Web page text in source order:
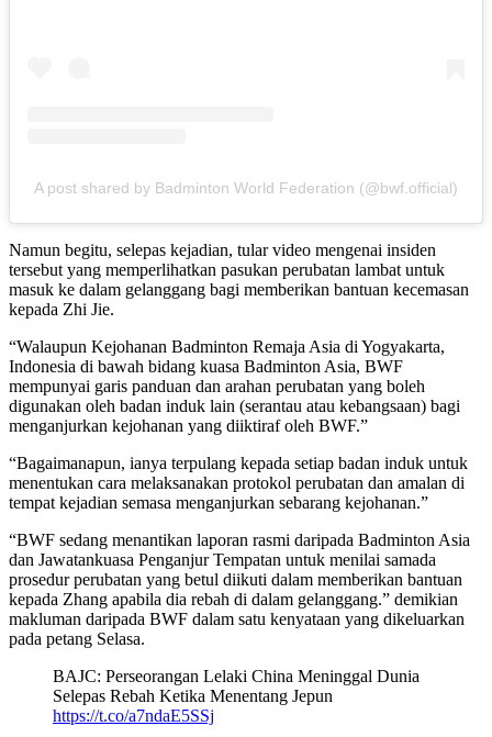
A post shared by Badminton World Federation (@bwf.official)
Namun begitu, selepas kejadian, tular video mengenai insiden
tersebut yang memperlihatkan pasukan perubatan lambat untuk
masuk ke dalam gelanggang bagi memberikan bantuan kecemasan
kepada Zhi Jie.
“Walaupun Kejohanan Badminton Remaja Asia di Yogyakarta,
Indonesia di bawah bidang kuasa Badminton Asia, BWF
mempunyai garis panduan dan arahan perubatan yang boleh
digunakan oleh badan induk lain (serantau atau kebangsaan) bagi
menganjurkan kejohanan yang diiktiraf oleh BWF.”
“Bagaimanapun, ianya terpulang kepada setiap badan induk untuk
menentukan cara melaksanakan protokol perubatan dan amalan di
tempat kejadian semasa menganjurkan sebarang kejohanan.”
“BWF sedang menantikan laporan rasmi daripada Badminton Asia
dan Jawatankuasa Penganjur Tempatan untuk menilai samada
prosedur perubatan yang betul diikuti dalam memberikan bantuan
kepada Zhang apabila dia rebah di dalam gelanggang.” demikian
makluman daripada BWF dalam satu kenyataan yang dikeluarkan
pada petang Selasa.
BAJC: Perseorangan Lelaki China Meninggal Dunia
Selepas Rebah Ketika Menentang Jepun
https://t.co/a7ndaE5SSj